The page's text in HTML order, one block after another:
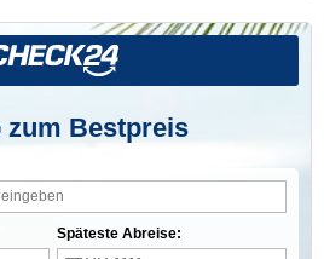
zum Bestpreis
Späteste Abreise: